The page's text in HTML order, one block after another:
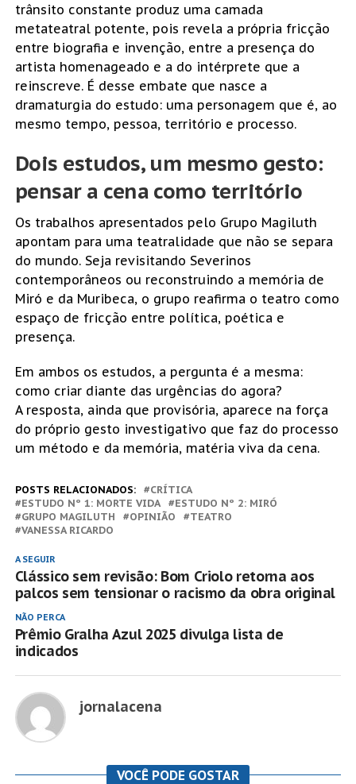
trânsito constante produz uma camada
metateatral potente, pois revela a própria fricção
entre biografia e invenção, entre a presença do
artista homenageado e a do intérprete que a
reinscreve. É desse embate que nasce a
dramaturgia do estudo: uma personagem que é, ao
mesmo tempo, pessoa, território e processo.
Dois estudos, um mesmo gesto:
pensar a cena como território
Os trabalhos apresentados pelo Grupo Magiluth
apontam para uma teatralidade que não se separa
do mundo. Seja revisitando Severinos
contemporâneos ou reconstruindo a memória de
Miró e da Muribeca, o grupo reafirma o teatro como
espaço de fricção entre política, poética e
presença.
Em ambos os estudos, a pergunta é a mesma:
como criar diante das urgências do agora?
A resposta, ainda que provisória, aparece na força
do próprio gesto investigativo que faz do processo
um método e da memória, matéria viva da cena.
POSTS RELACIONADOS:
CRÍTICA
ESTUDO Nº 1: MORTE VIDA
ESTUDO Nº 2: MIRÓ
GRUPO MAGILUTH
OPINIÃO
TEATRO
VANESSA RICARDO
A SEGUIR
Clássico sem revisão: Bom Criolo retorna aos
palcos sem tensionar o racismo da obra original
NÃO PERCA
Prêmio Gralha Azul 2025 divulga lista de
indicados
jornalacena
VOCÊ PODE GOSTAR